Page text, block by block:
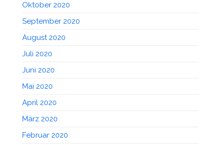
Oktober 2020
September 2020
August 2020
Juli 2020
Juni 2020
Mai 2020
April 2020
März 2020
Februar 2020